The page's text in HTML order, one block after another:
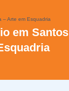
– Arte em Esquadria
em Santos